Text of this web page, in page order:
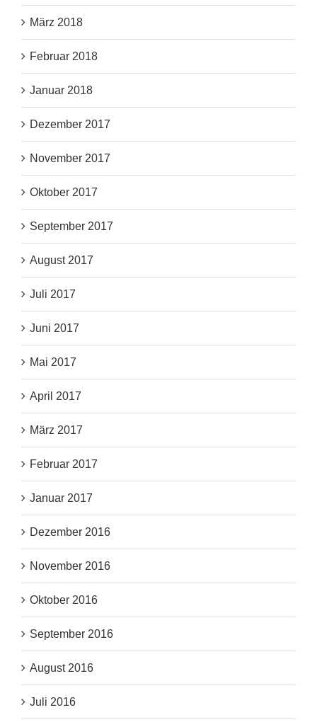
März 2018
Februar 2018
Januar 2018
Dezember 2017
November 2017
Oktober 2017
September 2017
August 2017
Juli 2017
Juni 2017
Mai 2017
April 2017
März 2017
Februar 2017
Januar 2017
Dezember 2016
November 2016
Oktober 2016
September 2016
August 2016
Juli 2016